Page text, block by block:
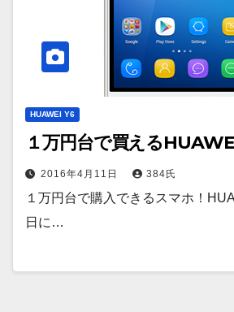
HUAWEI Y6
１万円台で買える
2016年4月11日 384氏
１万円台で購入できるスマホ！
日に…